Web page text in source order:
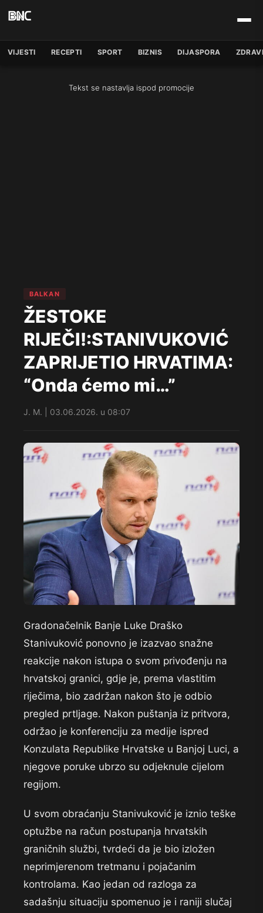
VIJESTI RECEPTI SPORT BIZNIS DIJASPORA
Tekst se nastavlja ispod promocije
BALKAN
ŽESTOKE
RIJEČI!:STANIVUKOVIĆ
ZAPRIJETIO HRVATIMA:
“Onda ćemo mi…”
J. M. | 03.06.2026. u 08:07
Gradonačelnik Banje Luke Draško
Stanivuković ponovno je izazvao snažne
reakcije nakon istupa o svom privođenju na
hrvatskoj granici, gdje je, prema vlastitim
riječima, bio zadržan nakon što je odbio
pregled prtljage. Nakon puštanja iz pritvora,
održao je konferenciju za medije ispred
Konzulata Republike Hrvatske u Banjoj Luci, a
njegove poruke ubrzo su odjeknule cijelom
regijom.
U svom obraćanju Stanivuković je iznio teške
optužbe na račun postupanja hrvatskih
graničnih službi, tvrdeći da je bio izložen
neprimjerenom tretmanu i pojačanim
kontrolama. Kao jedan od razloga za
sadašnju situaciju spomenuo je i raniji slučaj